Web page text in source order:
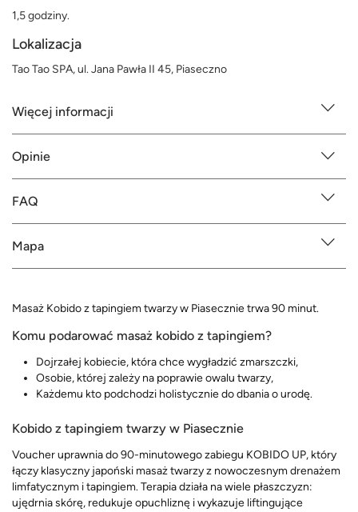
1,5 godziny.
Lokalizacja
Tao Tao SPA, ul. Jana Pawła II 45, Piaseczno
Więcej informacji
Opinie
FAQ
Mapa
Masaż Kobido z tapingiem twarzy w Piasecznie trwa 90 minut.
Komu podarować masaż kobido z tapingiem?
Dojrzałej kobiecie, która chce wygładzić zmarszczki,
Osobie, której zależy na poprawie owalu twarzy,
Każdemu kto podchodzi holistycznie do dbania o urodę.
Kobido z tapingiem twarzy w Piasecznie
Voucher uprawnia do 90-minutowego zabiegu KOBIDO UP, który
łączy klasyczny japoński masaż twarzy z nowoczesnym drenażem
limfatycznym i tapingiem. Terapia działa na wiele płaszczyzn:
ujędrnia skórę, redukuje opuchliznę i wykazuje liftingujące